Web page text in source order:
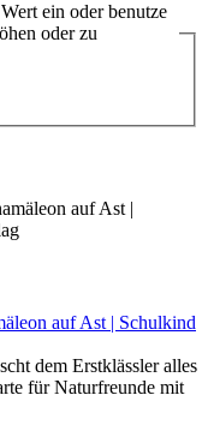
ein oder benutze
oder zu
auf Ast | Schulkind
dem Erstklässler alles
für Naturfreunde mit